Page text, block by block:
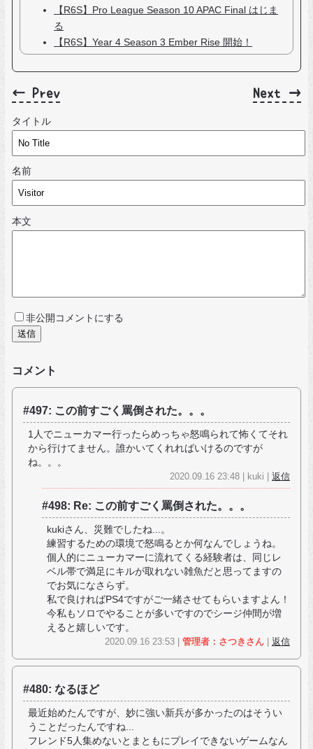
【R6S】Pro League Season 10 APAC Final はじま
る
【R6S】Year 4 Season 3 Ember Rise 開始！
← Prev Next →
タイトル
名前
本文
非公開コメントにする
コメント
#497: この前すごく罵倒された。。。
1人でニューカマー行ったらめっちゃ怒鳴られて怖くてそれ
から行けてません。誰かいてくれればいけるのですが
ね。。。
2020.09.16 23:48 | kuki | 返信
#498: Re: この前すごく罵倒された。。。
kukiさん、災難でしたね...。
練習するための環境で怒鳴るとか何なんでしょうね。
個人的にニューカマーに流れてくる経験者は、同じレ
ベル帯で満足にキルが取れない雑魚だと思ってますの
でお気になさらず。
私で良ければPS4ですがご一緒させてもらいますよん！
今私もソロでやることが多いですのでシージ仲間が増
えると嬉しいです。
2020.09.16 23:53 | 管理者：さつきさん 返信
#480: なるほど
最近始めたんですが、妙に強い新兵が多かったのはそうい
うことだったんですね...
フレンド5人集めないとまともにプレイできないゲームなん